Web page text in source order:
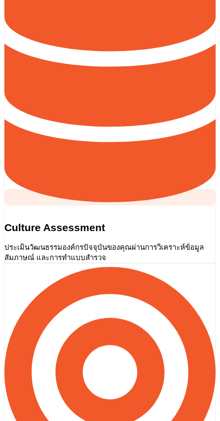
Culture Assessment
ประเมินวัฒนธรรมองค์กรปัจจุบันของคุณผ่านการวิเคราะห์ข้อมูล
สัมภาษณ์ และการทำแบบสำรวจ